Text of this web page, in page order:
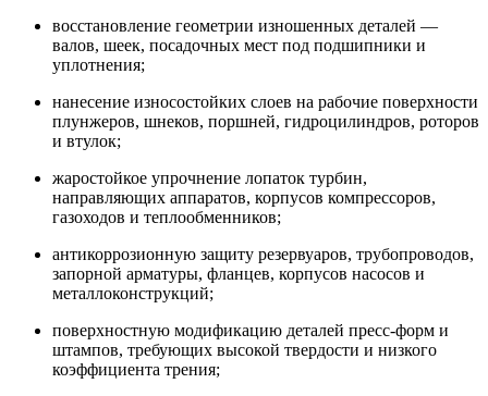
восстановление геометрии изношенных деталей —
валов, шеек, посадочных мест под подшипники и
уплотнения;
нанесение износостойких слоев на рабочие поверхности
плунжеров, шнеков, поршней, гидроцилиндров, роторов
и втулок;
жаростойкое упрочнение лопаток турбин,
направляющих аппаратов, корпусов компрессоров,
газоходов и теплообменников;
антикоррозионную защиту резервуаров, трубопроводов,
запорной арматуры, фланцев, корпусов насосов и
металлоконструкций;
поверхностную модификацию деталей пресс-форм и
штампов, требующих высокой твердости и низкого
коэффициента трения;